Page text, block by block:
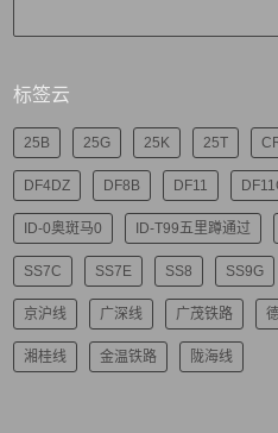
标签云
25B 25G 25K 25T
DF4DZ DF8B DF11
ID-0奥斑马0 ID-T99五里蹲通过
SS7C SS7E SS8 SS9G
京沪线 广深线 广茂铁路
湘桂线 金温铁路 陇海线